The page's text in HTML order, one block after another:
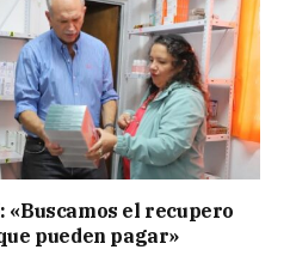
«Buscamos el recupero
pueden pagar»